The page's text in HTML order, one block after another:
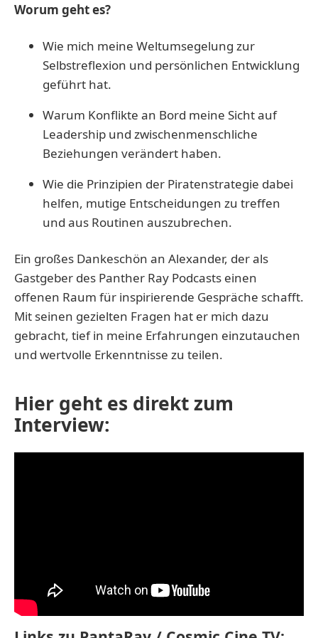
Worum geht es?
Wie mich meine Weltumsegelung zur
Selbstreflexion und persönlichen Entwicklung
geführt hat.
Warum Konflikte an Bord meine Sicht auf
Leadership und zwischenmenschliche
Beziehungen verändert haben.
Wie die Prinzipien der Piratenstrategie dabei
helfen, mutige Entscheidungen zu treffen
und aus Routinen auszubrechen.
Ein großes Dankeschön an Alexander, der als
Gastgeber des Panther Ray Podcasts einen
offenen Raum für inspirierende Gespräche schafft.
Mit seinen gezielten Fragen hat er mich dazu
gebracht, tief in meine Erfahrungen einzutauchen
und wertvolle Erkenntnisse zu teilen.
Hier geht es direkt zum
Interview: